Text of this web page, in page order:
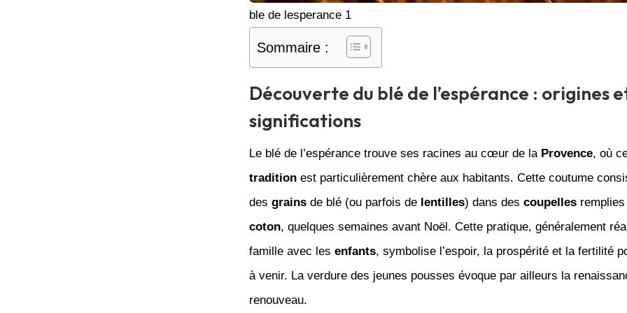
ble de lesperance 1
Sommaire :
Découverte du blé de l’espérance : origines
significations
Le blé de l’espérance trouve ses racines au cœur de la Provence, où
traditionest particulièrement chère aux habitants. Cette coutume
des grainsde blé (ou parfois de lentilles) dans des coupellesremplies
coton, quelques semaines avant Noël. Cette pratique, généralement
famille avec les enfants, symbolise l’espoir, la prospérité et la fertilité
à venir. La verdure des jeunes pousses évoque par ailleurs la
renouveau.